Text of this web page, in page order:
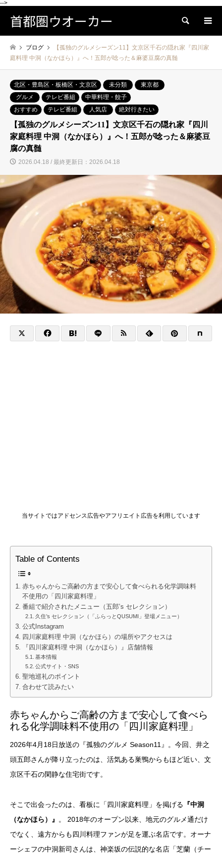
-->
首都圏ウオーカー 検索
ブログ
【孤独のグルメシーズン11】文京区千石の隠れ家『四川家
庭料理 中洞（なかほら）』へ！五郎が唸った＆麻婆豆腐の真髄
北区・豊島区・板橋区・文京区 未分類
東京都
グルメ
テレビ番組
中華料理・餃子
おすすめ
テレビ番組 人気店 絶対行きたい
【孤独のグルメシーズン11】文京区千石の隠れ家『四川
家庭料理 中洞（なかほら）』へ！五郎が唸った＆麻婆豆
腐の真髄
2026.04.18 / 最終更新日：2026.04.18
当サイトではアドセンス広告やアフリエイト広告を利用しています
Table of Contents
赤ちゃんからご高齢の方まで安心して食べられる化学調味料
不使用の「四川家庭料理」
番組で紹介されたメニュー（五郎’s セレクション）
久住’s セレクション（「ふらっとQUSUMI」登場メニュー）
公式Instagram
四川家庭料理 中洞（なかほら）の場所やアクセスは
『四川家庭料理 中洞（なかほら）』店舗情報
基本情報
公式サイト・SNS
聖地巡礼のポイント
合わせて読みたい
赤ちゃんからご高齢の方まで安心して食べら
れる化学調味料不使用の「四川家庭料理」
2026年4月18日放送の『孤独のグルメ Season11』。今回、井之
頭五郎さんが降り立ったのは、活気ある巣鴨からもほど近い、文
京区千石の閑静な住宅街です。
そこで出会ったのは、看板に「四川家庭料理」を掲げる 『中洞
（なかほら）』 。 2018年のオープン以来、地元のグルメ通だけ
でなく、遠方からも四川料理ファンが足を運ぶ名店です。オーナ
ーシェフの中洞新司さんは、神楽坂の伝説的な名店「芝蘭（チー